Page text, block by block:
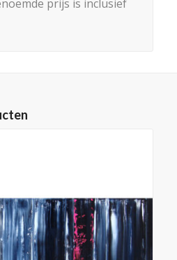
prijs is inclusief